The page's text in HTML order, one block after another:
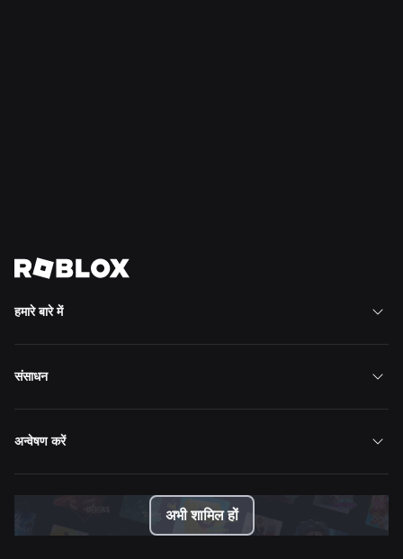
हमारे बारे में
संसाधन
अन्वेषण करें
अभी शामिल हों